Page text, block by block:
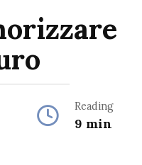
Reading
9 min